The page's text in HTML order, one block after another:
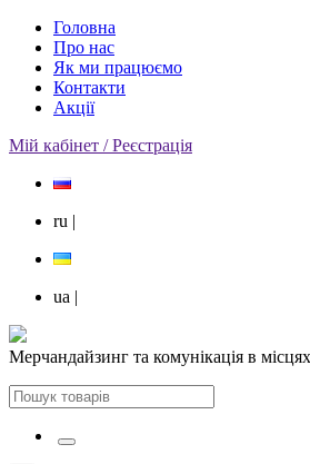
Головна
Про нас
Як ми працюємо
Контакти
Акції
Мій кабінет / Реєстрація
ru |
ua |
Мерчандайзинг та комунікація в